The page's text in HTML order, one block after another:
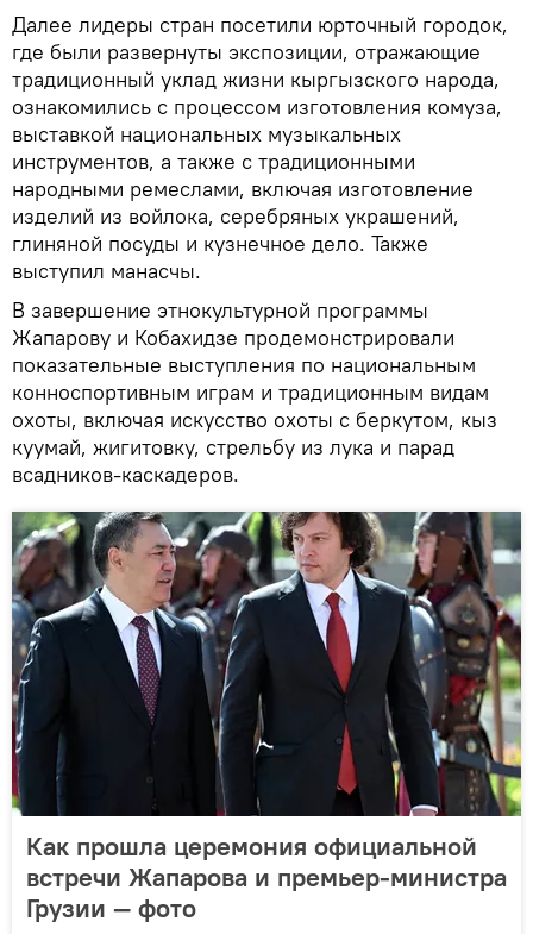
Далее лидеры стран посетили юрточный городок,
где были развернуты экспозиции, отражающие
традиционный уклад жизни кыргызского народа,
ознакомились с процессом изготовления комуза,
выставкой национальных музыкальных
инструментов, а также с традиционными
народными ремеслами, включая изготовление
изделий из войлока, серебряных украшений,
глиняной посуды и кузнечное дело. Также
выступил манасчы.
В завершение этнокультурной программы
Жапарову и Кобахидзе продемонстрировали
показательные выступления по национальным
конноспортивным играм и традиционным видам
охоты, включая искусство охоты с беркутом, кыз
куумай, жигитовку, стрельбу из лука и парад
всадников-каскадеров.
Как прошла церемония официальной
встречи Жапарова и премьер-министра
Грузии — фото